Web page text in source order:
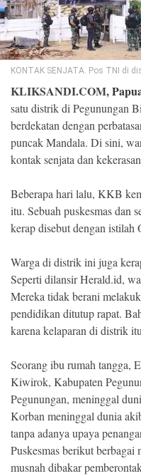
©
Copyright
2026
Klik
Sandi
-
right
KONTAK SENJATA. Pos TNI di
KLIKSANDI.COM,
satu distrik di Pegunungan
berdekatan dengan
puncak Mandala. Di sini,
kontak senjata dan
Beberapa hari lalu, KKB
itu. Sebuah puskesmas dan
kerap disebut dengan istilah
Warga di distrik ini juga
Seperti dilansir Herald.id,
Mereka tidak berani
pendidikan ditutup rapat.
karena kelaparan di distrik
Seorang ibu rumah tangga,
Kiwirok, Kabupaten
Pegunungan, meninggal
Korban meninggal dunia
tanpa adanya upaya
Puskesmas berikut berbagai
musnah dibakar